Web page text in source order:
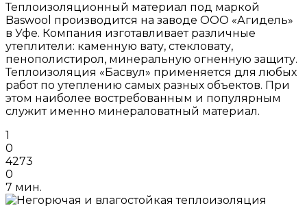
Теплоизоляционный материал под маркой
Baswool производится на заводе ООО «Агидель»
в Уфе. Компания изготавливает различные
утеплители: каменную вату, стекловату,
пенополистирол, минеральную огненную защиту.
Теплоизоляция «Басвул» применяется для любых
работ по утеплению самых разных объектов. При
этом наиболее востребованным и популярным
служит именно минераловатный материал.
1
0
4273
0
7 мин.